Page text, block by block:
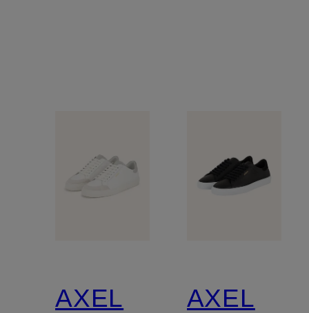
AXEL
AXEL